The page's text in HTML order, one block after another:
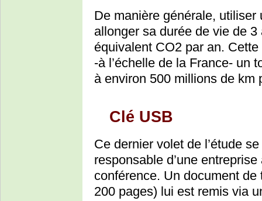
De manière générale,
allonger sa durée de vie de
équivalent CO2 par an.
-à l’échelle de la France- un
à environ 500 millions de km
Clé USB
Ce dernier volet de l’étude
responsable d’une
conférence. Un document de
200 pages) lui est remis via